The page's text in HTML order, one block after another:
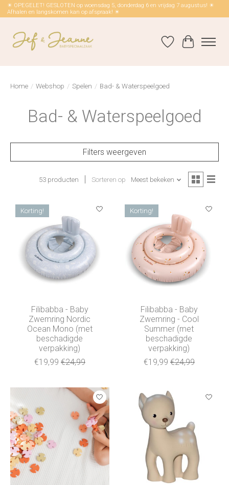
☀ OPEGELET! GESLOTEN op woensdag 5, donderdag 6 en vrijdag 7 augustus! ☀
Afhalen en langskomen kan op afspraak! ☀
Verlanglijst
Home / Webshop / Spelen / Bad- & Waterspeelgoed
Bad- & Waterspeelgoed
Filters weergeven
53 producten Sorteren op Meest bekeken
Korting!
Filibabba - Baby
Zwemring Nordic
Ocean Mono (met
beschadigde
verpakking)
€19,99 €24,99
Korting!
Filibabba - Baby
Zwemring - Cool
Summer (met
beschadigde
verpakking)
€19,99 €24,99